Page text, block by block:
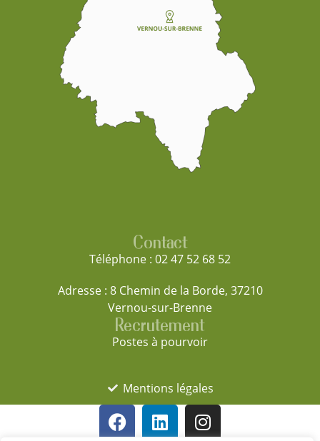
Contact
Téléphone : 02 47 52 68 52
Adresse : 8 Chemin de la Borde, 37210
Vernou-sur-Brenne
Recrutement
Postes à pourvoir
Mentions légales